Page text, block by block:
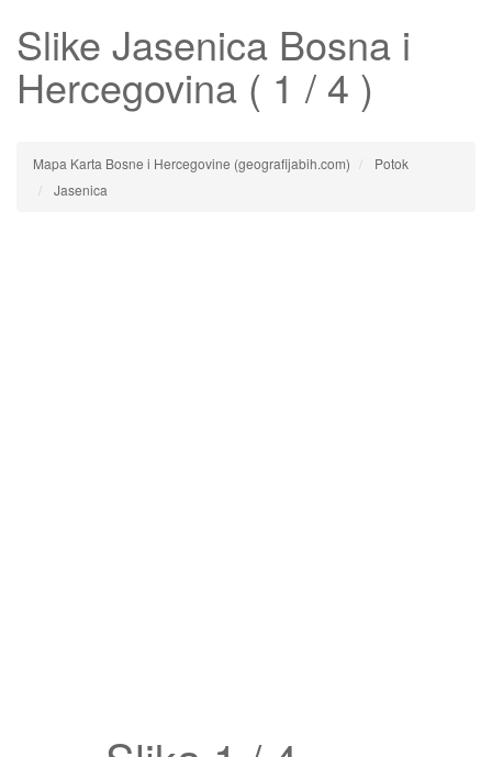
Slike Jasenica Bosna i
Hercegovina ( 1 / 4 )
Mapa Karta Bosne i Hercegovine (geografijabih.com)
Potok
Jasenica